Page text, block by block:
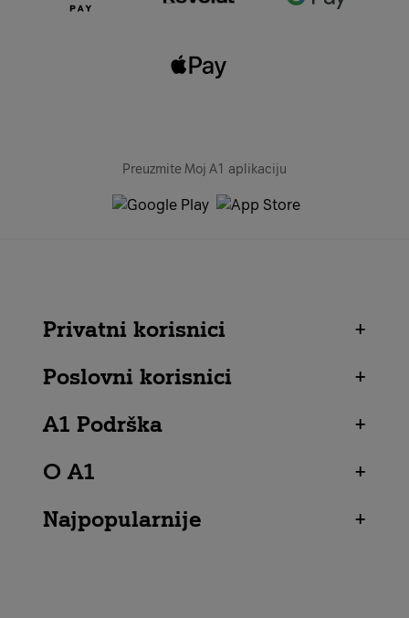
Preuzmite Moj A1 aplikaciju
Privatni korisnici
+
Poslovni korisnici
+
A1 Podrška
+
O A1
+
Najpopularnije
+